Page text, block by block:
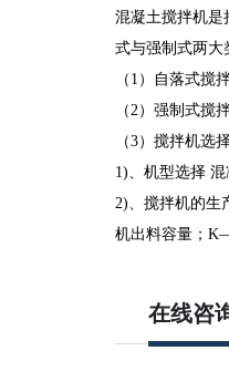
混凝土搅拌机是
式与强制式两大
（1）自落式搅
（2）强制式搅
（3）搅拌机选
1)、机型选择
2)、搅拌机的生
机出料容量；
在线咨